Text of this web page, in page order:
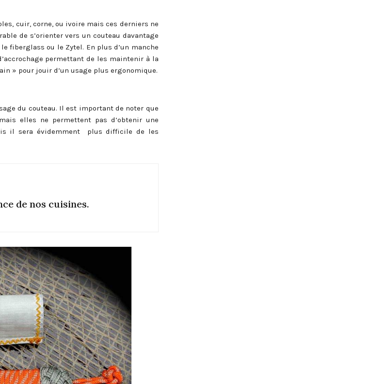
cuir, corne, ou ivoire mais ces derniers ne
de s’orienter vers un couteau davantage
fiberglass ou le Zytel. En plus d’un manche
permettant de les maintenir à la
» pour jouir d’un usage plus ergonomique.
du couteau. Il est important de noter que
elles ne permettent pas d’obtenir une
il sera évidemment plus difficile de les
de nos cuisines.